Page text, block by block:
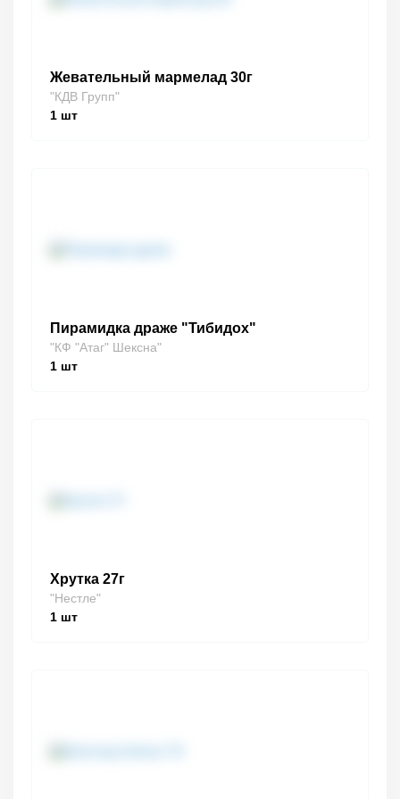
Жевательный мармелад 30г
"КДВ Групп"
1 шт
Пирамидка драже "Тибидох"
"КФ "Атаг" Шексна"
1 шт
Хрутка 27г
"Нестле"
1 шт